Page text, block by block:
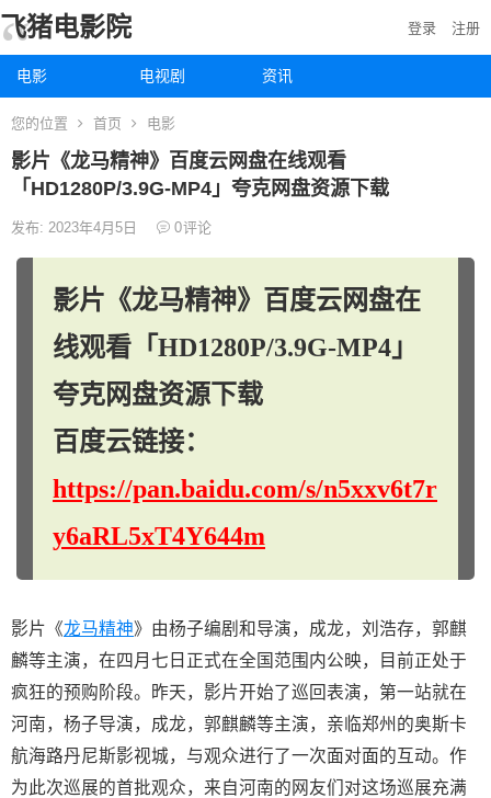
飞猪电影院
电影 电视剧 资讯
登录 注册
您的位置 首页 电影
影片《龙马精神》百度云网盘在线观看
「HD1280P/3.9G-MP4」夸克网盘资源下载
发布: 2023年4月5日 0评论
影片《龙马精神》百度云网盘在
线观看「HD1280P/3.9G-MP4」
夸克网盘资源下载
百度云链接：
https://pan.baidu.com/s/n5xxv6t7r
y6aRL5xT4Y644m
影片《龙马精神》由杨子编剧和导演，成龙，刘浩存，郭麒
麟等主演，在四月七日正式在全国范围内公映，目前正处于
疯狂的预购阶段。昨天，影片开始了巡回表演，第一站就在
河南，杨子导演，成龙，郭麒麟等主演，亲临郑州的奥斯卡
航海路丹尼斯影视城，与观众进行了一次面对面的互动。作
为此次巡展的首批观众，来自河南的网友们对这场巡展充满